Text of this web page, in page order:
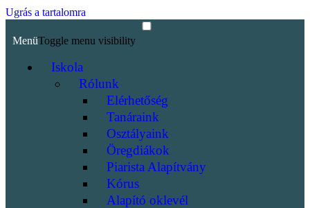
Ugrás a tartalomra
MenüToggle menu visibility
Iskola
Rólunk
Elérhetőség
Tanáraink
Osztályaink
Öregdiákok
Piarista Alapítvány
Kórus
Alapító oklevél